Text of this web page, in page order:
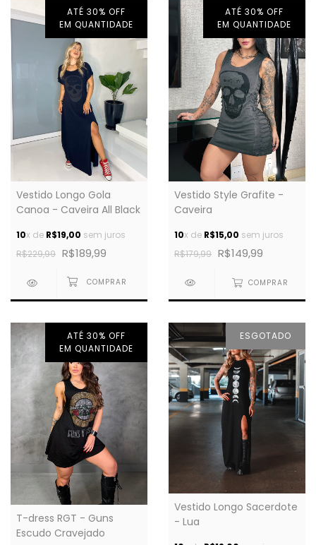
ATÉ 30% OFF
EM QUANTIDADE
Vestido Longo Gola
Canoa - Caveira All Black
10x de R$19,00 sem juros
R$229,99 R$189,99
ATÉ 30% OFF
EM QUANTIDADE
Vestido Style Grafite -
Caveira
10x de R$15,00 sem juros
R$179,99 R$149,99
COMPRAR
ATÉ 30% OFF
EM QUANTIDADE
T-dress RGT - Guns
Escudo Cravejado
ESGOTADO
Vestido Longo Sacerdote
- Lua